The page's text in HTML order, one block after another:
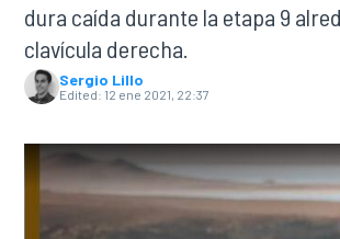
NASCARINDYCARSPORTSCARRALLY
dura caída durante la etapa 9
clavícula derecha.
Sergio Lillo
Edited: 12 ene 2021, 22:37